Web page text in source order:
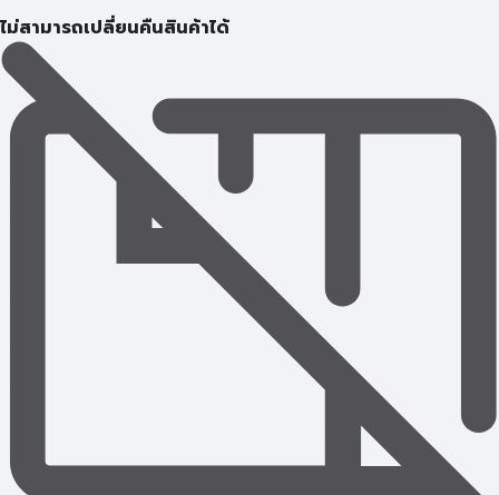
ไม่สามารถเปลี่ยนคืนสินค้าได้